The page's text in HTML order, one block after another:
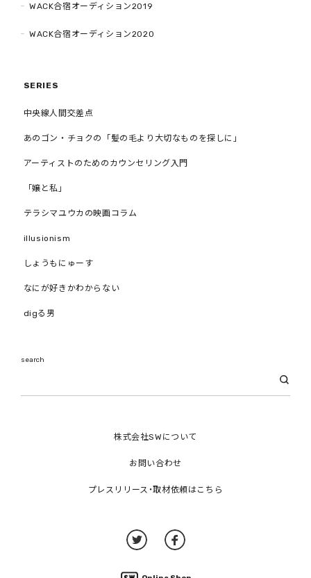
株式会社SWについて
お問い合わせ
プレスリリース・取材依頼はこちら
WACK合宿オーディション2019
WACK合宿オーディション2020
SERIES
中央線人間交差点
あのゴン・チョクの「髪の毛より大切なものを探しに」
アーティストのためのカウンセリング入門
「嬢と私」
テラシマユウカの映画コラム
illusionism
しょうもにゅーす
なにが好きかわからない
digる男
search